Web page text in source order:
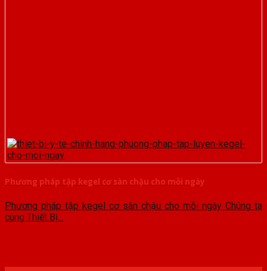
Phương pháp tập kegel cơ sàn chậu cho mỗi ngày
Phương pháp tập kegel cơ sàn chậu cho mỗi ngày Chúng ta
cùng Thiết Bị...